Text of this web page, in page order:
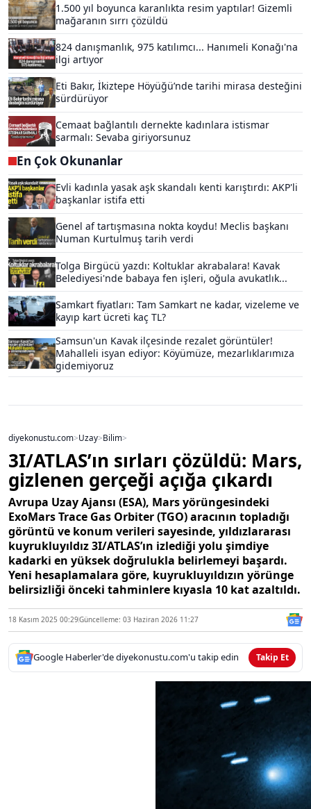
1.500 yıl boyunca karanlıkta resim yaptılar! Gizemli
mağaranın sırrı çözüldü
824 danışmanlık, 975 katılımcı... Hanımeli Konağı'na
ilgi artıyor
Eti Bakır, İkiztepe Höyüğü’nde tarihi mirasa desteğini
sürdürüyor
Cemaat bağlantılı dernekte kadınlara istismar
sarmalı: Sevaba giriyorsunuz
En Çok Okunanlar
Evli kadınla yasak aşk skandalı kenti karıştırdı: AKP'li
başkanlar istifa etti
Genel af tartışmasına nokta koydu! Meclis başkanı
Numan Kurtulmuş tarih verdi
Tolga Birgücü yazdı: Koltuklar akrabalara! Kavak
Belediyesi'nde babaya fen işleri, oğula avukatlık...
Samkart fiyatları: Tam Samkart ne kadar, vizeleme ve
kayıp kart ücreti kaç TL?
Samsun'un Kavak ilçesinde rezalet görüntüler!
Mahalleli isyan ediyor: Köyümüze, mezarlıklarımıza
gidemiyoruz
diyekonustu.com>Uzay>Bilim>
3I/ATLAS’ın sırları çözüldü: Mars,
gizlenen gerçeği açığa çıkardı
Avrupa Uzay Ajansı (ESA), Mars yörüngesindeki
ExoMars Trace Gas Orbiter (TGO) aracının topladığı
görüntü ve konum verileri sayesinde, yıldızlararası
kuyrukluyıldız 3I/ATLAS’ın izlediği yolu şimdiye
kadarki en yüksek doğrulukla belirlemeyi başardı.
Yeni hesaplamalara göre, kuyrukluyıldızın yörünge
belirsizliği önceki tahminlere kıyasla 10 kat azaltıldı.
18 Kasım 2025 00:29Güncelleme: 03 Haziran 2026 11:27
Google Haberler'de diyekonustu.com'u takip edin Takip Et